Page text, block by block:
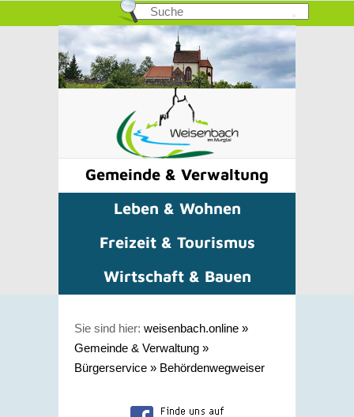
Gemeinde & Verwaltung
Leben & Wohnen
Freizeit & Tourismus
Wirtschaft & Bauen
Sie sind hier: weisenbach.online »
Gemeinde & Verwaltung »
Bürgerservice » Behördenwegweiser